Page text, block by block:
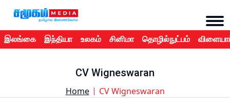
இலங்கை இந்தியா உலகம் சினிமா தொழில்நுட்பம்
CV Wigneswaran
Home CV Wigneswaran